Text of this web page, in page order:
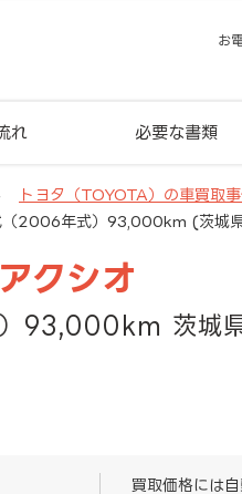
お
れ 必要な書類
トヨタ（TOYOTA）の車買取
（2006年式）93,000km (茨城
クシオ
93,000km 茨城
買取価格には